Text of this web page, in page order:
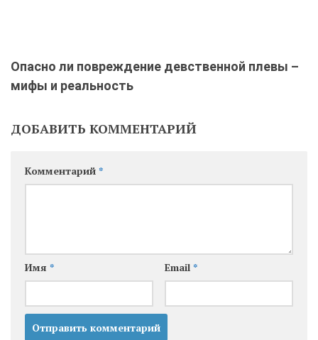
Опасно ли повреждение девственной плевы –
мифы и реальность
ДОБАВИТЬ КОММЕНТАРИЙ
Комментарий *
Имя * Email *